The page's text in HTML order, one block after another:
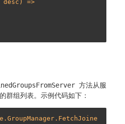
方法从服
群组列表。示例代码如下：